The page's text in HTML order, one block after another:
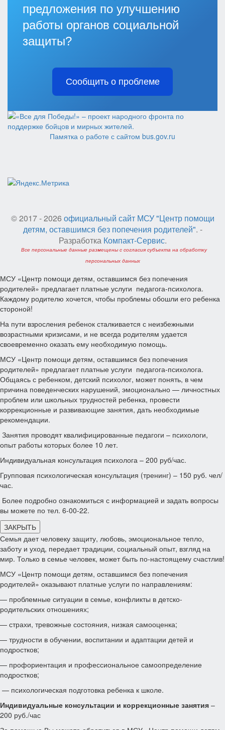
предложения по улучшению
работы органов социальной
защиты?
Сообщить о проблеме
Памятка о работе с сайтом bus.gov.ru
© 2017 - 2026 официальный сайт МСУ "Центр помощи
детям, оставшимся без попечения родителей". -
Разработка Компакт-Сервис.
Все персональные данные размещены с согласия субъекта на обработку
персональных данных
МСУ «Центр помощи детям, оставшимся без попечения
родителей» предлагает платные услуги педагога-психолога.
Каждому родителю хочется, чтобы проблемы обошли его ребенка
стороной!
На пути взросления ребенок сталкивается с неизбежными
возрастными кризисами, и не всегда родителям удается
своевременно оказать ему необходимую помощь.
МСУ «Центр помощи детям, оставшимся без попечения
родителей» предлагает платные услуги педагога-психолога.
Общаясь с ребенком, детский психолог, может понять, в чем
причина поведенческих нарушений, эмоционально — личностных
проблем или школьных трудностей ребенка, провести
коррекционные и развивающие занятия, дать необходимые
рекомендации.
Занятия проводят квалифицированные педагоги – психологи,
опыт работы которых более 10 лет.
Индивидуальная консультация психолога – 200 руб/час.
Групповая психологическая консультация (тренинг) – 150 руб. чел/
час.
Более подробно ознакомиться с информацией и задать вопросы
вы можете по тел. 6-00-22.
ЗАКРЫТЬ
Семья дает человеку защиту, любовь, эмоциональное тепло,
заботу и уход, передает традиции, социальный опыт, взгляд на
мир. Только в семье человек, может быть по-настоящему счастлив!
МСУ «Центр помощи детям, оставшимся без попечения
родителей» оказывают платные услуги по направлениям:
— проблемные ситуации в семье, конфликты в детско-
родительских отношениях;
— страхи, тревожные состояния, низкая самооценка;
— трудности в обучении, воспитании и адаптации детей и
подростков;
— профориентация и профессиональное самоопределение
подростков;
— психологическая подготовка ребенка к школе.
Индивидуальные консультации и коррекционные занятия –
200 руб./час